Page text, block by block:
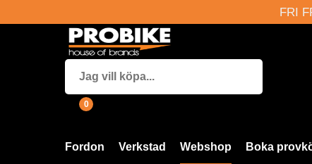
FRI
0
Fordon Verkstad Webshop Boka